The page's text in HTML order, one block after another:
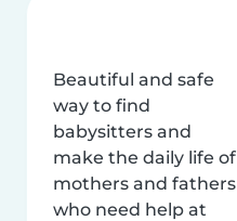
Beautiful and safe
way to find
babysitters and
make the daily life of
mothers and fathers
who need help at